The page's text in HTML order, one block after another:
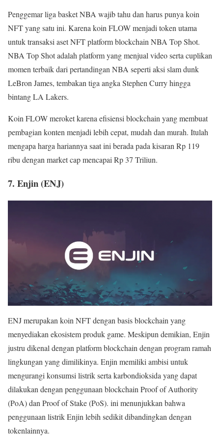
Penggemar liga basket NBA wajib tahu dan harus punya koin
NFT yang satu ini. Karena koin FLOW menjadi token utama
untuk transaksi aset NFT platform blockchain NBA Top Shot.
NBA Top Shot adalah platform yang menjual video serta cuplikan
momen terbaik dari pertandingan NBA seperti aksi slam dunk
LeBron James, tembakan tiga angka Stephen Curry hingga
bintang LA Lakers.
Koin FLOW meroket karena efisiensi blockchain yang membuat
pembagian konten menjadi lebih cepat, mudah dan murah. Itulah
mengapa harga hariannya saat ini berada pada kisaran Rp 119
ribu dengan market cap mencapai Rp 37 Triliun.
7. Enjin (ENJ)
ENJ merupakan koin NFT dengan basis blockchain yang
menyediakan ekosistem produk game. Meskipun demikian, Enjin
justru dikenal dengan platform blockchain dengan program ramah
lingkungan yang dimilikinya. Enjin memiliki ambisi untuk
mengurangi konsumsi listrik serta karbondioksida yang dapat
dilakukan dengan penggunaan blockchain Proof of Authority
(PoA) dan Proof of Stake (PoS). ini menunjukkan bahwa
penggunaan listrik Enjin lebih sedikit dibandingkan dengan
tokenlainnya.